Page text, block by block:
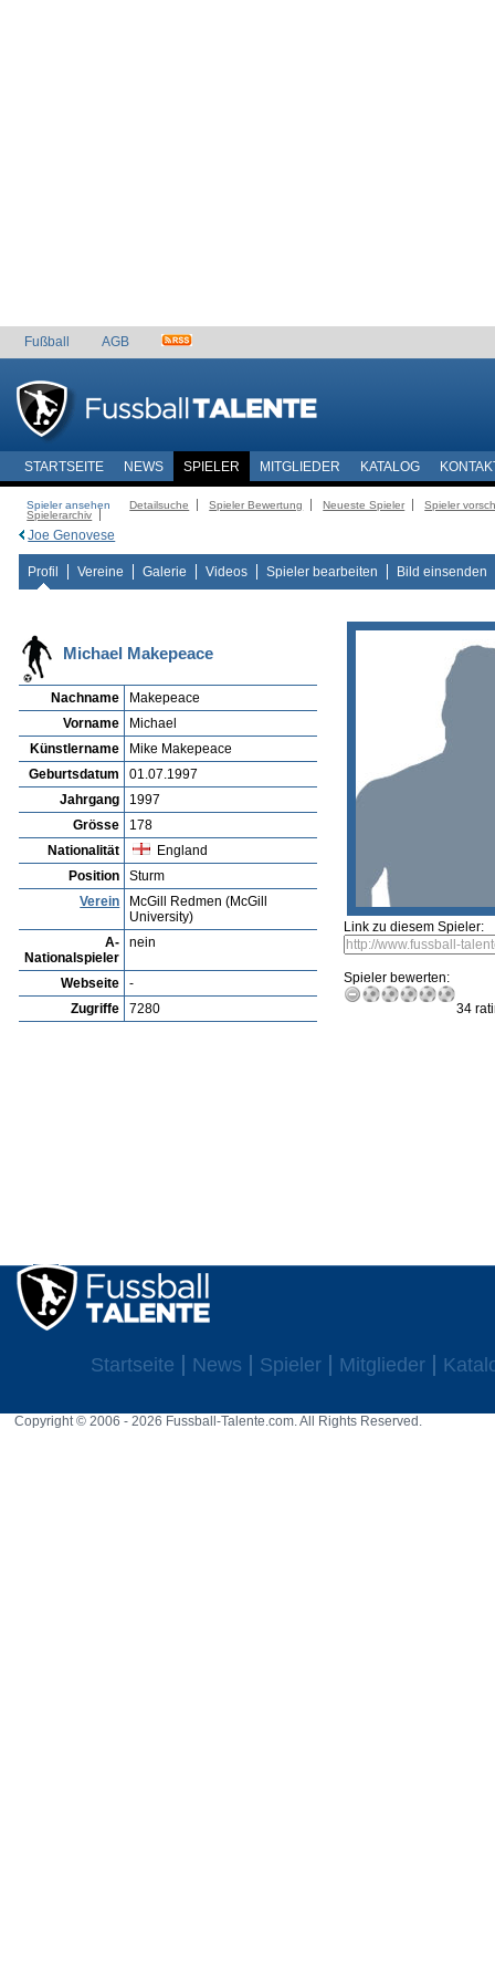
Fußball AGB
STARTSEITE NEWS SPIELER MITGLIEDER KATALOG
Spieler ansehen Detailsuche Spieler Bewertung Neueste Spieler
Spieler
Spielerarchiv
Joe Genovese
Profil Vereine Galerie Videos Spieler bearbeiten Bild einsenden
Michael Makepeace
Nachname
Makepeace
Vorname
Michael
Künstlername
Mike Makepeace
Geburtsdatum
01.07.1997
Jahrgang
1997
Grösse
178
Nationalität
England
Position
Sturm
Verein
McGill Redmen (McGill
University)
A-
Nationalspieler
nein
Webseite
-
Zugriffe
7280
Link zu diesem Spieler:
Spieler bewerten:
34
Startseite News Spieler Mitglieder
Copyright © 2006 - 2026 Fussball-Talente.com. All Rights Reserved.